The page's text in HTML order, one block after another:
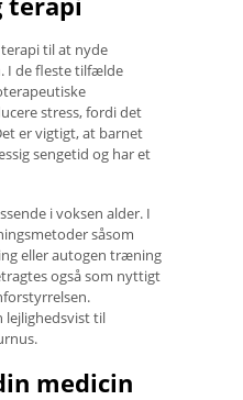
til at nyde
I de fleste tilfælde
stress, fordi det
er vigtigt, at barnet
sengetid og har et
i voksen alder. I
såsom
eller autogen træning
også som nyttigt
lejlighedsvist til
medicin